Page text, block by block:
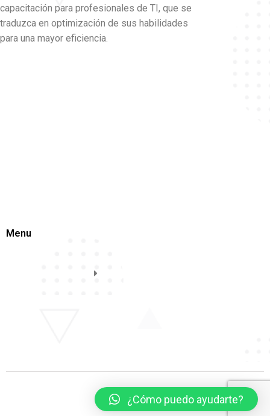
capacitación para profesionales de TI, que se
traduzca en optimización de sus habilidades
para una mayor eficiencia.
Menu
¿Cómo puedo ayudarte?